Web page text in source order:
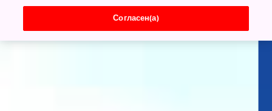
Согласен(а)